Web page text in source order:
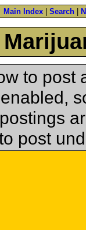
Main Index Search
to post
post